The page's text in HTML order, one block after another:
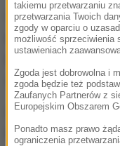
W aucie
kwotę pieniędzy w
kart SIM, telefony
samochodowych
Uprowadzone
Porywacz został
takiemu przetwarzaniu
przetwarzania Twoich
zgody w oparciu o
możliwość sprzeciwienia
ustawieniach
Zgoda jest dobrowolna i
zgoda będzie też
Zaufanych Partnerów z
Europejskim Obszarem
Ponadto masz prawo
ograniczenia